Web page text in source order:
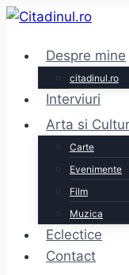
Skip
contentDespre mine
citadinul.ro
Interviuri
Arta si
Carte
Evenimente
Film
Muzica
Eclectice
Contact